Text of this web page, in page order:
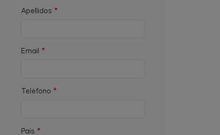
Apellidos
Email
Teléfono
País